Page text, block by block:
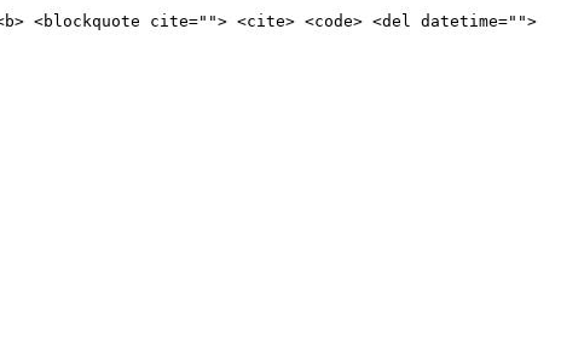
cite=""> <cite> <code> <del datetime="">